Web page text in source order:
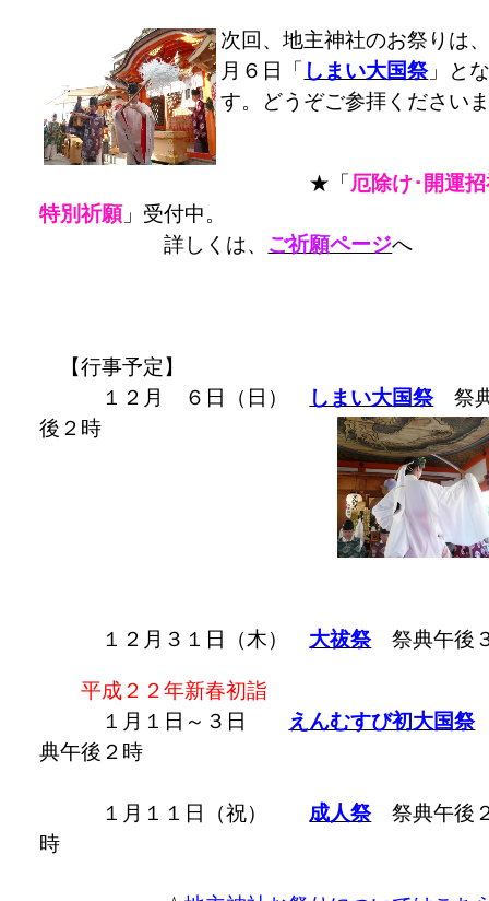
次回、地主神社のお祭りは
月６日「 しまい大国祭」と
す。どうぞご参拝ください
★「厄除け･開運
特別祈願」受付中。
詳しくは、 ご祈願ページへ
【行事予定】
１２月 ６日（日）
しまい大国祭祭
後２時
１２月３１日（木） 大祓祭祭典午後
平成２２年新春初詣
１月１日～３日
えんむすび初大国祭
典午後２時
１月１１日（祝） 成人祭祭典午後
時